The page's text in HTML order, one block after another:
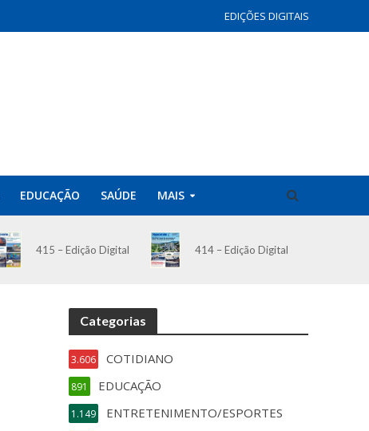
EDIÇÕES DIGITAIS
EDUCAÇÃO SAÚDE MAIS
415 – Edição Digital 414 – Edição Digital
Categorias
COTIDIANO
3.606
EDUCAÇÃO
891
ENTRETENIMENTO/ESPORTES
1.149